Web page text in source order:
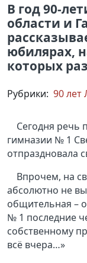
В год 90-
области и
юбилярах,
которых
Рубрики: 90 лет
Сегодня речь
гимназии № 1
отпраздновала
Впрочем, на
абсолютно не
общительная –
№ 1 последние
собственному
всё вчера…»